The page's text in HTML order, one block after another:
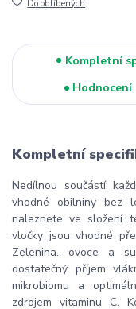
Do oblíbených
Kompletní
Hodnocení
Kompletní
Nedílnou součástí
vhodné obilniny bez
naleznete ve složení
vločky jsou vhodné
Zelenina. ovoce a
dostatečný příjem
mikrobiomu a
zdrojem vitaminu C.